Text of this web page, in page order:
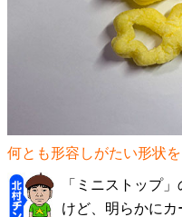
何とも形容しがたい形状
「ミニストップ
けど、明らかに